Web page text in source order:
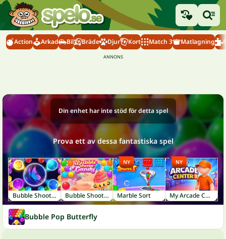
Action Arkad Bil Bräde Djur Kort Match 3 Matlagning
Din enhet har inte stöd för detta spel
Prova ett av dessa fantastiska spel
Bubble Shooter Butterfly Bubble Shooter Candy 2 Marble Sort
NY
My Arcade Center 2
NY
Bubble Pop Butterfly